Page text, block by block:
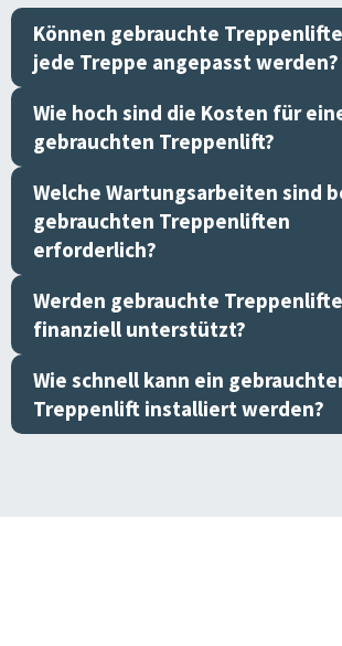
Können gebrauchte
jede Treppe angepasst werden?
Wie hoch sind die Kosten für
gebrauchten Treppenlift?
Welche Wartungsarbeiten sind
gebrauchten Treppenliften
erforderlich?
Werden gebrauchte
finanziell unterstützt?
Wie schnell kann ein
Treppenlift installiert werden?